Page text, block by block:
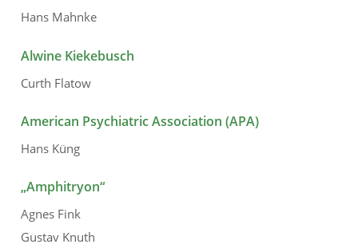
Hans Mahnke
Alwine Kiekebusch
Curth Flatow
American Psychiatric Association (APA)
Hans Küng
„Amphitryon“
Agnes Fink
Gustav Knuth